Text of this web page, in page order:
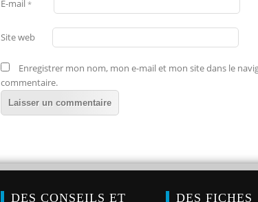
E-mail *
Site web
Enregistrer mon nom, mon e-mail et mon site dans le
commentaire.
DES CONSEILS ET DES FICHES